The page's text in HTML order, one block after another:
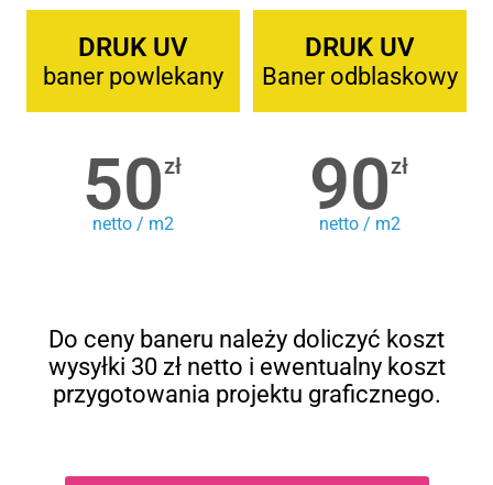
DRUK UV
baner powlekany
50zł
netto / m2
DRUK UV
Baner odblaskowy
90zł
netto / m2
Do ceny baneru należy doliczyć koszt
wysyłki 30 zł netto i ewentualny koszt
przygotowania projektu graficznego.